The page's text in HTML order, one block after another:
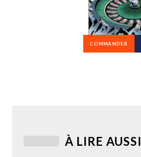
COMMANDER
À LIRE AUSSI